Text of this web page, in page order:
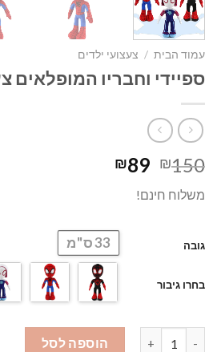
עמוד הבית / צעצועי ילדים
ספיידי וחבריו המופלאים
₪150
המחיר
היה:
₪89
משלוח חינם!
גובה 33 ס"מ
בחרו גיבור
כמות של ספיידי וחבריו המופלאים צעצועים
הוספה לסל